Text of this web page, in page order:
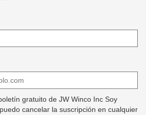
gratuito de JW Winco Inc Soy
cancelar la suscripción en cualquier